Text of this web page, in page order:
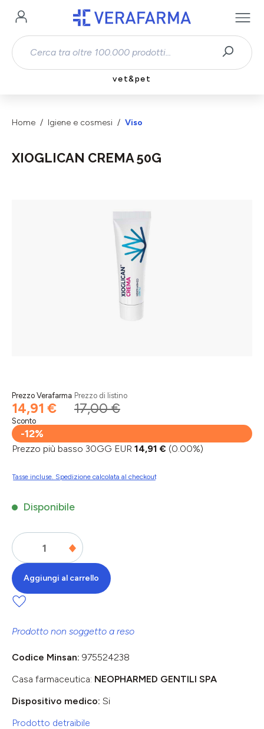
Passa al contenuto principale
vet&pet
Home Igiene e cosmesi Viso
XIOGLICAN CREMA 50G
Prezzo Verafarma
14,91 €
Prezzo di listino
17,00 €
Sconto
-12%
Prezzo più basso 30GG EUR 14,91 € (0.00%)
Tasse incluse. Spedizione calcolata al checkout
Disponibile
Aggiungi al carrello
Prodotto non soggetto a reso
Codice Minsan: 975524238
Casa farmaceutica: NEOPHARMED GENTILI SPA
Dispositivo medico: Si
Prodotto detraibile